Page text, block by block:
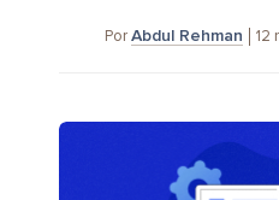
Por Abdul Rehman 12